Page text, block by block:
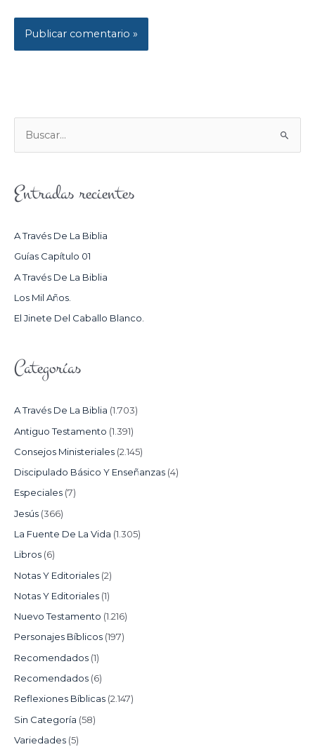
U
C
R
:
Entradas recientes
A Través De La Biblia
Guías Capítulo 01
A Través De La Biblia
Los Mil Años.
El Jinete Del Caballo Blanco.
Categorías
A Través De La Biblia (1.703)
Antiguo Testamento (1.391)
Consejos Ministeriales (2.145)
Discipulado Básico Y Enseñanzas (4)
Especiales (7)
Jesús (366)
La Fuente De La Vida (1.305)
Libros (6)
Notas Y Editoriales (2)
Notas Y Editoriales (1)
Nuevo Testamento (1.216)
Personajes Bíblicos (197)
Recomendados (1)
Recomendados (6)
Reflexiones Bíblicas (2.147)
Sin Categoría (58)
Variedades (5)